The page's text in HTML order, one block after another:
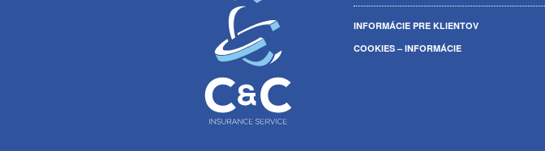
INFORMÁCIE PRE KLIENTOV
COOKIES – INFORMÁCIE